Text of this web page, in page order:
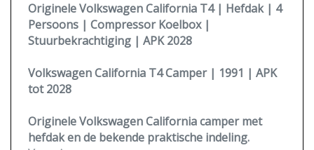
Originele Volkswagen California T4 | Hefdak | 4
Persoons | Compressor Koelbox |
Stuurbekrachtiging | APK 2028
Volkswagen California T4 Camper | 1991 | APK
tot 2028
Originele Volkswagen California camper met
hefdak en de bekende praktische indeling.